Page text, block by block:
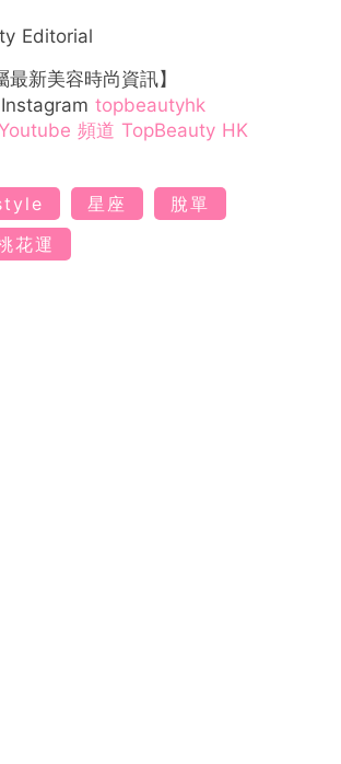
Editorial
最新美容時尚資訊】
Instagram topbeautyhk
Youtube 頻道 TopBeauty HK
星座
脫單
花運